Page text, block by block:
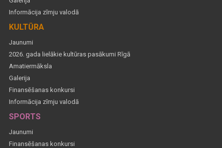
Informācija zīmju valodā
KULTŪRA
Jaunumi
2026. gada lielākie kultūras pasākumi Rīgā
Amatiermāksla
Galerija
Finansēšanas konkursi
Informācija zīmju valodā
SPORTS
Jaunumi
Finansēšanas konkursi